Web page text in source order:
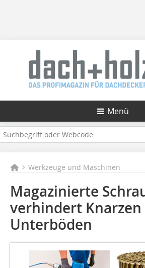
Menü
Werkzeuge und Maschinen
Magazinierte
verhindert Knarzen
Unterböden